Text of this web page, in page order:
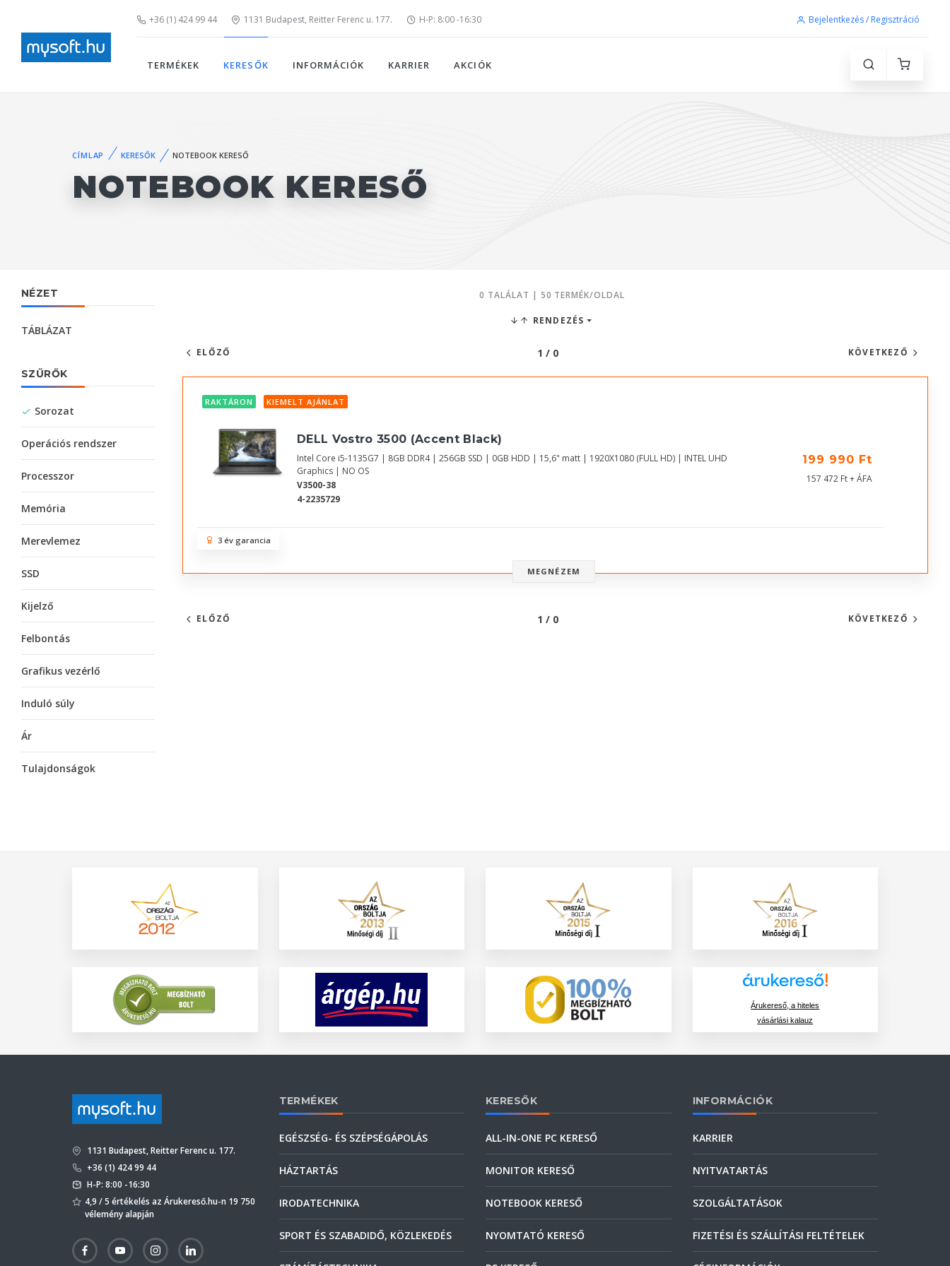
+36 (1) 424 99 44 1131 Budapest, Reitter Ferenc u. 177. H-P: 8:00 -16:30 Bejelentkezés / Regisztráció
TERMÉKEK KERESŐK INFORMÁCIÓK KARRIER AKCIÓK
CÍMLAP KERESŐK NOTEBOOK KERESŐ
NOTEBOOK KERESŐ
NÉZET
TÁBLÁZAT
SZŰRŐK
Sorozat
Operációs rendszer
Processzor
Memória
Merevlemez
SSD
Kijelző
Felbontás
Grafikus vezérlő
Induló súly
Ár
Tulajdonságok
0 TALÁLAT | 50 TERMÉK/OLDAL
RENDEZÉS
ELŐZŐ 1 / 0 KÖVETKEZŐ
RAKTÁRON KIEMELT AJÁNLAT
DELL Vostro 3500 (Accent Black)
Intel Core i5-1135G7 | 8GB DDR4 | 256GB SSD | 0GB HDD | 15,6" matt | 1920X1080 (FULL HD) | INTEL UHD
Graphics | NO OS
V3500-38
4-2235729
199 990 Ft
157 472 Ft + ÁFA
3 év garancia
MEGNÉZEM
ELŐZŐ 1 / 0 KÖVETKEZŐ
Árukereső, a hiteles
vásárlási kalauz
1131 Budapest, Reitter Ferenc u. 177.
+36 (1) 424 99 44
H-P: 8:00 -16:30
4,9 / 5 értékelés az Árukereső.hu-n 19 750
vélemény alapján
TERMÉKEK
EGÉSZSÉG- ÉS SZÉPSÉGÁPOLÁS
HÁZTARTÁS
IRODATECHNIKA
SPORT ÉS SZABADIDŐ, KÖZLEKEDÉS
KERESŐK
ALL-IN-ONE PC KERESŐ
MONITOR KERESŐ
NOTEBOOK KERESŐ
NYOMTATÓ KERESŐ
INFORMÁCIÓK
KARRIER
NYITVATARTÁS
SZOLGÁLTATÁSOK
FIZETÉSI ÉS SZÁLLÍTÁSI FELTÉTELEK